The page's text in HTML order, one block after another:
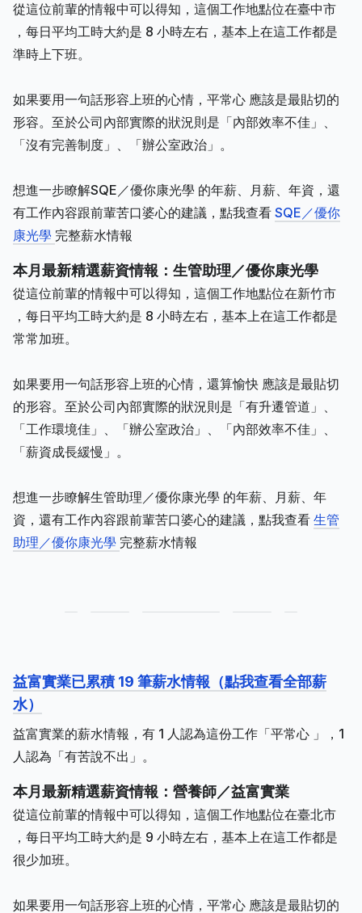
從這位前輩的情報中可以得知，這個工作地點位在臺中市
，每日平均工時大約是 8 小時左右，基本上在這工作都是
準時上下班。
如果要用一句話形容上班的心情，平常心 應該是最貼切的
形容。至於公司內部實際的狀況則是「內部效率不佳」、
「沒有完善制度」、「辦公室政治」。
想進一步瞭解SQE／優你康光學 的年薪、月薪、年資，還
有工作內容跟前輩苦口婆心的建議，點我查看 SQE／優你
康光學 完整薪水情報
本月最新精選薪資情報：生管助理／優你康光學
從這位前輩的情報中可以得知，這個工作地點位在新竹市
，每日平均工時大約是 8 小時左右，基本上在這工作都是
常常加班。
如果要用一句話形容上班的心情，還算愉快 應該是最貼切
的形容。至於公司內部實際的狀況則是「有升遷管道」、
「工作環境佳」、「辦公室政治」、「內部效率不佳」、
「薪資成長緩慢」。
想進一步瞭解生管助理／優你康光學 的年薪、月薪、年
資，還有工作內容跟前輩苦口婆心的建議，點我查看 生管
助理／優你康光學 完整薪水情報
益富實業已累積 19 筆薪水情報（點我查看全部薪
水）
益富實業的薪水情報，有 1 人認為這份工作「平常心 」，1
人認為「有苦說不出」。
本月最新精選薪資情報：營養師／益富實業
從這位前輩的情報中可以得知，這個工作地點位在臺北市
，每日平均工時大約是 9 小時左右，基本上在這工作都是
很少加班。
如果要用一句話形容上班的心情，平常心 應該是最貼切的